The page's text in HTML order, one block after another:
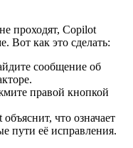
проходят, Copilot
Вот как это сделать:
сообщение об
правой кнопкой
что означает
пути её исправления.